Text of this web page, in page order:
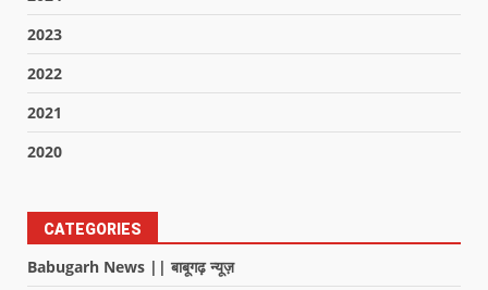
2023
2022
2021
2020
CATEGORIES
Babugarh News || बाबूगढ़ न्यूज़